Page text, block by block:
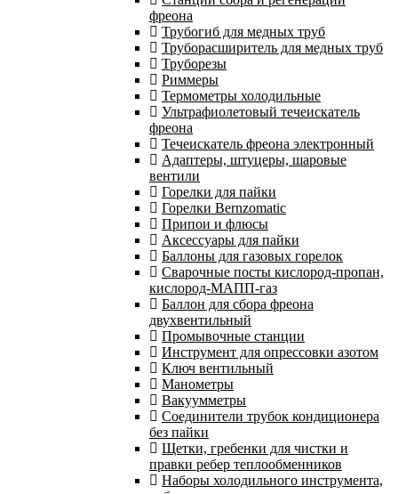
фреона
Трубогиб для медных труб
Труборасширитель для медных труб
Труборезы
Риммеры
Термометры холодильные
Ультрафиолетовый течеискатель
фреона
Течеискатель фреона электронный
Адаптеры, штуцеры, шаровые
вентили
Горелки для пайки
Горелки Bernzomatic
Припои и флюсы
Аксессуары для пайки
Баллоны для газовых горелок
Сварочные посты кислород-пропан,
кислород-МАПП-газ
Баллон для сбора фреона
двухвентильный
Промывочные станции
Инструмент для опрессовки азотом
Ключ вентильный
Манометры
Вакуумметры
Соединители трубок кондиционера
без пайки
Щетки, гребенки для чистки и
правки ребер теплообменников
Наборы холодильного инструмента,